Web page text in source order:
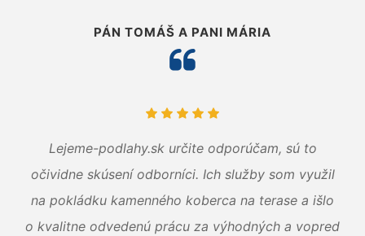
PÁN TOMÁŠ A PANI MÁRIA
Lejeme-podlahy.sk určite odporúčam, sú to
očividne skúsení odborníci. Ich služby som využil
na pokládku kamenného koberca na terase a išlo
o kvalitne odvedenú prácu za výhodných a vopred